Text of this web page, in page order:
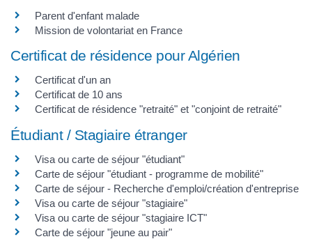
Parent d'enfant malade
Mission de volontariat en France
Certificat de résidence pour Algérien
Certificat d'un an
Certificat de 10 ans
Certificat de résidence "retraité" et "conjoint de retraité"
Étudiant / Stagiaire étranger
Visa ou carte de séjour "étudiant"
Carte de séjour "étudiant - programme de mobilité"
Carte de séjour - Recherche d'emploi/création d'entreprise
Visa ou carte de séjour "stagiaire"
Visa ou carte de séjour "stagiaire ICT"
Carte de séjour "jeune au pair"